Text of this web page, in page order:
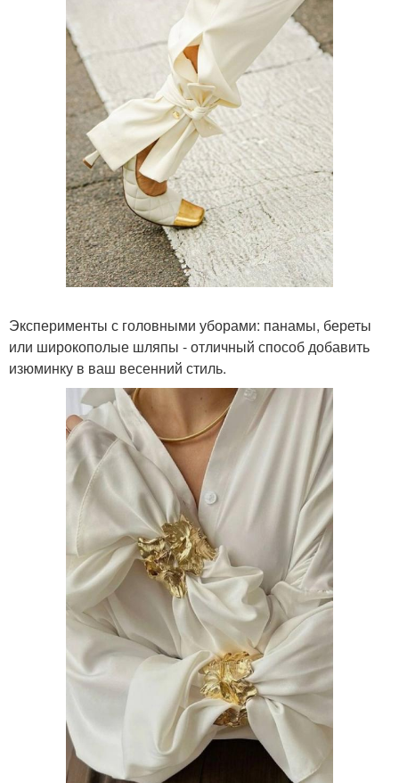
Эксперименты с головными уборами: панамы, береты
или широкополые шляпы - отличный способ добавить
изюминку в ваш весенний стиль.